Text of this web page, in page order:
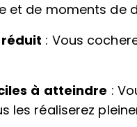
et de moments de
réduit : Vous
à atteindre :
les réaliserez